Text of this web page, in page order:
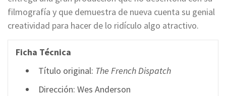
filmografía y que demuestra de nueva cuenta su genial
creatividad para hacer de lo ridículo algo atractivo.
Ficha Técnica
Título original: The French Dispatch
Dirección: Wes Anderson